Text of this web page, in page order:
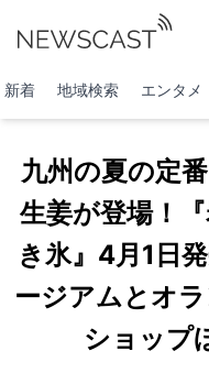
新着 地域検索 エンタメ
九州の夏の定
生姜が登場！
き氷』4月1日
ージアムとオ
ショップ